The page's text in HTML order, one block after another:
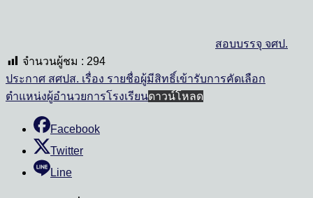
สอบบรรจุ จศป.
จำนวนผู้ชม : 294
ประกาศ สศปส. เรื่อง รายชื่อผู้มีสิทธิ์เข้ารับการคัดเลือก
ตำแหน่งผู้อำนวยการโรงเรียนดาวน์โหลด
Facebook
Twitter
Line